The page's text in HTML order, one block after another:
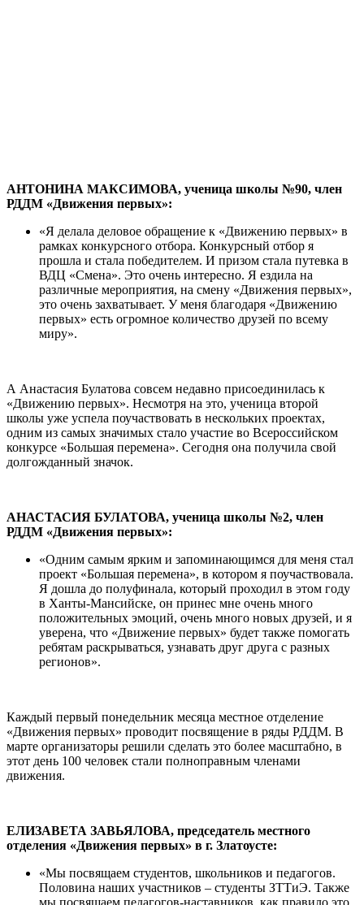
АНТОНИНА МАКСИМОВА, ученица школы №90, член
РДДМ «Движения первых»:
«Я делала деловое обращение к «Движению первых» в
рамках конкурсного отбора. Конкурсный отбор я
прошла и стала победителем. И призом стала путевка в
ВДЦ «Смена». Это очень интересно. Я ездила на
различные мероприятия, на смену «Движения первых»,
это очень захватывает. У меня благодаря «Движению
первых» есть огромное количество друзей по всему
миру».
А Анастасия Булатова совсем недавно присоединилась к
«Движению первых». Несмотря на это, ученица второй
школы уже успела поучаствовать в нескольких проектах,
одним из самых значимых стало участие во Всероссийском
конкурсе «Большая перемена». Сегодня она получила свой
долгожданный значок.
АНАСТАСИЯ БУЛАТОВА, ученица школы №2, член
РДДМ «Движения первых»:
«Одним самым ярким и запоминающимся для меня стал
проект «Большая перемена», в котором я поучаствовала.
Я дошла до полуфинала, который проходил в этом году
в Ханты-Мансийске, он принес мне очень много
положительных эмоций, очень много новых друзей, и я
уверена, что «Движение первых» будет также помогать
ребятам раскрываться, узнавать друг друга с разных
регионов».
Каждый первый понедельник месяца местное отделение
«Движения первых» проводит посвящение в ряды РДДМ. В
марте организаторы решили сделать это более масштабно, в
этот день 100 человек стали полноправным членами
движения.
ЕЛИЗАВЕТА ЗАВЬЯЛОВА, председатель местного
отделения «Движения первых» в г. Златоусте:
«Мы посвящаем студентов, школьников и педагогов.
Половина наших участников – студенты ЗТТиЭ. Также